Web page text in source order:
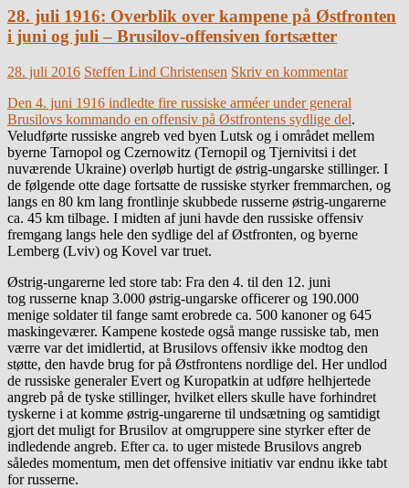
28. juli 1916: Overblik over kampene på Østfronten
i juni og juli – Brusilov-offensiven fortsætter
28. juli 2016 Steffen Lind Christensen Skriv en kommentar
Den 4. juni 1916 indledte fire russiske arméer under general
Brusilovs kommando en offensiv på Østfrontens sydlige del.
Veludførte russiske angreb ved byen Lutsk og i området mellem
byerne Tarnopol og Czernowitz (Ternopil og Tjernivitsi i det
nuværende Ukraine) overløb hurtigt de østrig-ungarske stillinger. I
de følgende otte dage fortsatte de russiske styrker fremmarchen, og
langs en 80 km lang frontlinje skubbede russerne østrig-ungarerne
ca. 45 km tilbage. I midten af juni havde den russiske offensiv
fremgang langs hele den sydlige del af Østfronten, og byerne
Lemberg (Lviv) og Kovel var truet.
Østrig-ungarerne led store tab: Fra den 4. til den 12. juni
tog russerne knap 3.000 østrig-ungarske officerer og 190.000
menige soldater til fange samt erobrede ca. 500 kanoner og 645
maskingeværer. Kampene kostede også mange russiske tab, men
værre var det imidlertid, at Brusilovs offensiv ikke modtog den
støtte, den havde brug for på Østfrontens nordlige del. Her undlod
de russiske generaler Evert og Kuropatkin at udføre helhjertede
angreb på de tyske stillinger, hvilket ellers skulle have forhindret
tyskerne i at komme østrig-ungarerne til undsætning og samtidigt
gjort det muligt for Brusilov at omgruppere sine styrker efter de
indledende angreb. Efter ca. to uger mistede Brusilovs angreb
således momentum, men det offensive initiativ var endnu ikke tabt
for russerne.